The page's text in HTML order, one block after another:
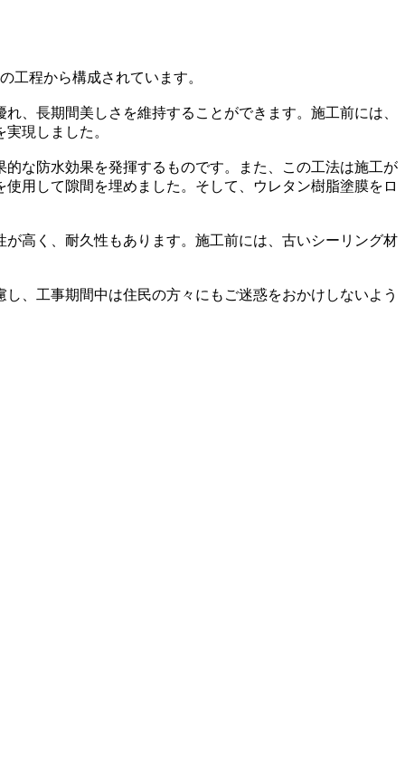
工程から構成されています。
、長期間美しさを維持することができます。施工前には、
現しました。
な防水効果を発揮するものです。また、この工法は施工が
用して隙間を埋めました。そして、ウレタン樹脂塗膜をロ
高く、耐久性もあります。施工前には、古いシーリング材
、工事期間中は住民の方々にもご迷惑をおかけしないよう